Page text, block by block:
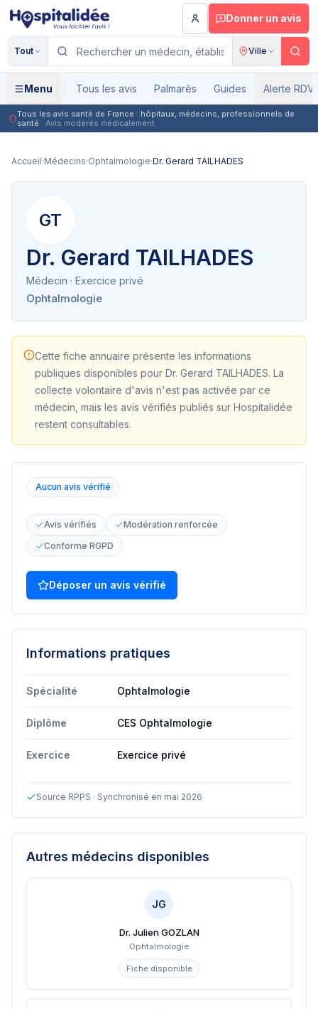
Aller au contenu principal
Donner un avis
Tout Ville
Menu Tous les avis Palmarès Guides Alerte RDV
Tous les avis santé de France : hôpitaux, médecins, professionnels de
santé · Avis modérés médicalement
Accueil·Médecins·Ophtalmologie·Dr. Gerard TAILHADES
GT
Dr. Gerard TAILHADES
Médecin · Exercice privé
Ophtalmologie
Cette fiche annuaire présente les informations
publiques disponibles pour Dr. Gerard TAILHADES. La
collecte volontaire d'avis n'est pas activée par ce
médecin, mais les avis vérifiés publiés sur Hospitalidée
restent consultables.
Aucun avis vérifié
Avis vérifiés
Modération renforcée
Conforme RGPD
Déposer un avis vérifié
Informations pratiques
Spécialité Ophtalmologie
Diplôme CES Ophtalmologie
Exercice Exercice privé
Source RPPS · Synchronisé en mai 2026
Autres médecins disponibles
JG
Dr. Julien GOZLAN
Ophtalmologie
Fiche disponible